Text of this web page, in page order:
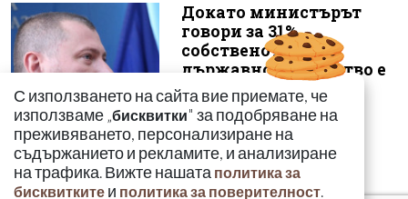
Докато министърът
говори за 31%,
собственото му
държавно дружество е
н...
С използването на сайта вие приемате, че
използваме „бисквитки" за подобряване на
преживяването, персонализиране на
съдържанието и рекламите, и анализиране
на трафика. Вижте нашата политика за
бисквитките и политика за поверителност.